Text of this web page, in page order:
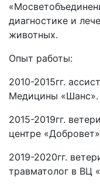
диагностике и
животных.
Опыт работы:
2010-2015гг.
Медицины «Шанс».
2015-2019гг.
центре
2019-2020гг.
травматолог в ВЦ